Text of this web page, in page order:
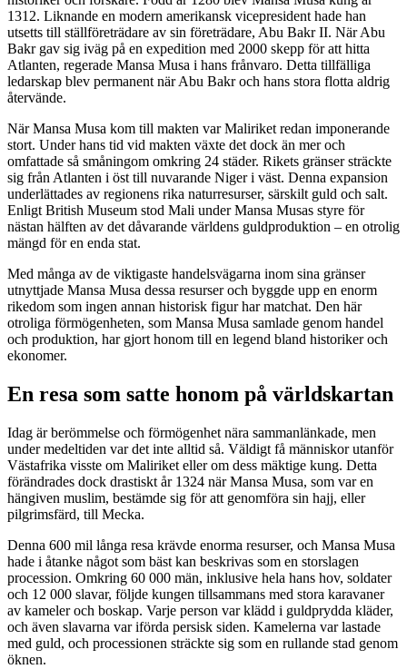
1312. Liknande en modern amerikansk vicepresident hade han
utsetts till ställföreträdare av sin företrädare, Abu Bakr II. När Abu
Bakr gav sig iväg på en expedition med 2000 skepp för att hitta
Atlanten, regerade Mansa Musa i hans frånvaro. Detta tillfälliga
ledarskap blev permanent när Abu Bakr och hans stora flotta aldrig
återvände.
När Mansa Musa kom till makten var Maliriket redan imponerande
stort. Under hans tid vid makten växte det dock än mer och
omfattade så småningom omkring 24 städer. Rikets gränser sträckte
sig från Atlanten i öst till nuvarande Niger i väst. Denna expansion
underlättades av regionens rika naturresurser, särskilt guld och salt.
Enligt British Museum stod Mali under Mansa Musas styre för
nästan hälften av det dåvarande världens guldproduktion – en otrolig
mängd för en enda stat.
Med många av de viktigaste handelsvägarna inom sina gränser
utnyttjade Mansa Musa dessa resurser och byggde upp en enorm
rikedom som ingen annan historisk figur har matchat. Den här
otroliga förmögenheten, som Mansa Musa samlade genom handel
och produktion, har gjort honom till en legend bland historiker och
ekonomer.
En resa som satte honom på världskartan
Idag är berömmelse och förmögenhet nära sammanlänkade, men
under medeltiden var det inte alltid så. Väldigt få människor utanför
Västafrika visste om Maliriket eller om dess mäktige kung. Detta
förändrades dock drastiskt år 1324 när Mansa Musa, som var en
hängiven muslim, bestämde sig för att genomföra sin hajj, eller
pilgrimsfärd, till Mecka.
Denna 600 mil långa resa krävde enorma resurser, och Mansa Musa
hade i åtanke något som bäst kan beskrivas som en storslagen
procession. Omkring 60 000 män, inklusive hela hans hov, soldater
och 12 000 slavar, följde kungen tillsammans med stora karavaner
av kameler och boskap. Varje person var klädd i guldprydda kläder,
och även slavarna var iförda persisk siden. Kamelerna var lastade
med guld, och processionen sträckte sig som en rullande stad genom
öknen.